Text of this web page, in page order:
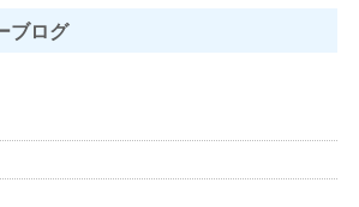
ブログ